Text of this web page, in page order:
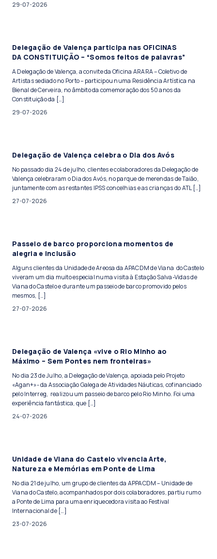
29-07-2026
Delegação de Valença participa nas OFICINAS
DA CONSTITUIÇÃO – “Somos feitos de palavras”
A Delegação de Valença, a convite da Oficina ARARA – Coletivo de
Artistas sediado no Porto – participou numa Residência Artística na
Bienal de Cerveira, no âmbito da comemoração dos 50 anos da
Constituição da […]
29-07-2026
Delegação de Valença celebra o Dia dos Avós
No passado dia 24 de julho, clientes e colaboradores da Delegação de
Valença celebraram o Dia dos Avós, no parque de merendas de Taião,
juntamente com as restantes IPSS concelhias e as crianças do ATL […]
27-07-2026
Passeio de barco proporciona momentos de
alegria e inclusão
Alguns clientes da Unidade de Areosa da APACDM de Viana do Castelo
viveram um dia muito especial numa visita à Estação Salva-Vidas de
Viana do Castelo e durante um passeio de barco promovido pelos
mesmos, […]
27-07-2026
Delegação de Valença «vive o Rio Minho ao
Máximo – Sem Pontes nem fronteiras»
No dia 23 de Julho, a Delegação de Valença, apoiada pelo Projeto
«Agan+»- da Associação Galega de Atividades Náuticas, cofinanciado
pelo Interreg, realizou um passeio de barco pelo Rio Minho. Foi uma
experiência fantástica, que […]
24-07-2026
Unidade de Viana do Castelo vivencia Arte,
Natureza e Memórias em Ponte de Lima
No dia 21 de julho, um grupo de clientes da APPACDM – Unidade de
Viana do Castelo, acompanhados por dois colaboradores, partiu rumo
a Ponte de Lima para uma enriquecedora visita ao Festival
Internacional de […]
23-07-2026